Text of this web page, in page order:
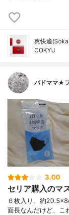
爽快適
COKYU
バドママ★
3.00
セリア購入のマス
６枚入り。約
面長なんだけど、こ